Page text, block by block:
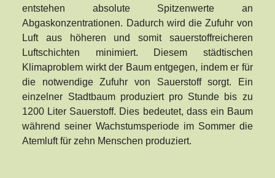
entstehen absolute Spitzenwerte an
Abgaskonzentrationen. Dadurch wird die Zufuhr von
Luft aus höheren und somit sauerstoffreicheren
Luftschichten minimiert. Diesem städtischen
Klimaproblem wirkt der Baum entgegen, indem er für
die notwendige Zufuhr von Sauerstoff sorgt. Ein
einzelner Stadtbaum produziert pro Stunde bis zu
1200 Liter Sauerstoff. Dies bedeutet, dass ein Baum
während seiner Wachstumsperiode im Sommer die
Atemluft für zehn Menschen produziert.